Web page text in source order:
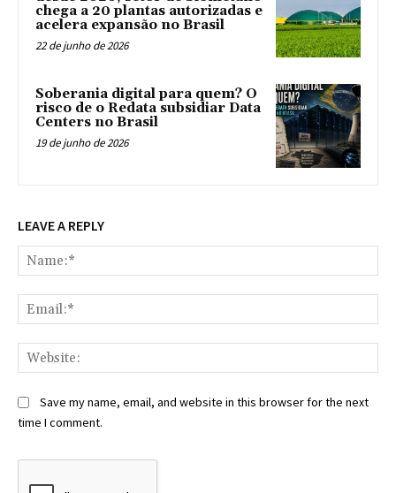
chega a 20 plantas autorizadas e
acelera expansão no Brasil
22 de junho de 2026
Soberania digital para quem? O
risco de o Redata subsidiar Data
Centers no Brasil
19 de junho de 2026
LEAVE A REPLY
Save my name, email, and website in this browser for the next
time I comment.